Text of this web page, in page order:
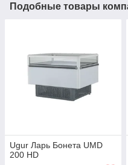
Подобные товары
Ugur Ларь Бонета UMD
200 HD